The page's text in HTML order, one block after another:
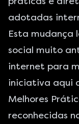
adotadas
Esta mudança
social muito
internet para
iniciativa aqui
Melhores
reconhecidas